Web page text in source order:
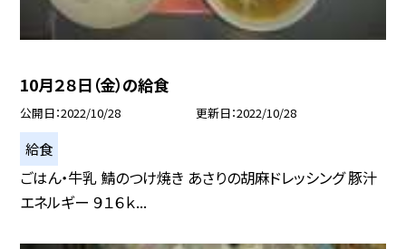
10月２８日（金）の給食
公開日 2022/10/28 更新日 2022/10/28
給食
ごはん・牛乳 鯖のつけ焼き あさりの胡麻ドレッシング 豚汁
エネルギー ９１６ｋ...